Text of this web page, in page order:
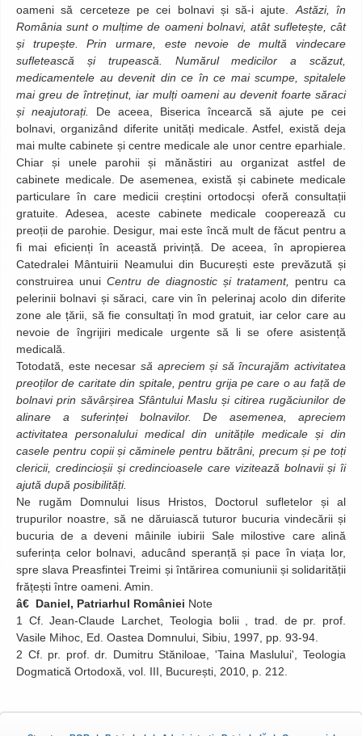
oameni să cerceteze pe cei bolnavi și să-i ajute. Astăzi, în
România sunt o mulțime de oameni bolnavi, atât sufletește, cât
și trupește. Prin urmare, este nevoie de multă vindecare
sufletească și trupească. Numărul medicilor a scăzut,
medicamentele au devenit din ce în ce mai scumpe, spitalele
mai greu de întreținut, iar mulți oameni au devenit foarte săraci
și neajutorați.
De aceea, Biserica încearcă să ajute pe cei
bolnavi, organizând diferite unități medicale. Astfel, există deja
mai multe cabinete și centre medicale ale unor centre eparhiale.
Chiar și unele parohii și mănăstiri au organizat astfel de
cabinete medicale. De asemenea, există și cabinete medicale
particulare în care medicii creștini ortodocși oferă consultații
gratuite. Adesea, aceste cabinete medicale cooperează cu
preoții de parohie. Desigur, mai este încă mult de făcut pentru a
fi mai eficienți în această privință. De aceea, în apropierea
Catedralei Mântuirii Neamului din București este prevăzută și
construirea unui Centru de diagnostic și tratament,
pentru ca
pelerinii bolnavi și săraci, care vin în pelerinaj acolo din diferite
zone ale țării, să fie consultați în mod gratuit, iar celor care au
nevoie de îngrijiri medicale urgente să li se ofere asistență
medicală.
Totodată, este necesar să apreciem și să încurajăm activitatea
preoților de caritate din spitale, pentru grija pe care o au față de
bolnavi prin săvârșirea Sfântului Maslu și citirea rugăciunilor de
alinare a suferinței bolnavilor. De asemenea, apreciem
activitatea personalului medical din unitățile medicale și din
casele pentru copii și căminele pentru bătrâni, precum și pe toți
clericii, credincioșii și credincioasele care vizitează bolnavii și îi
ajută după posibilități.
Ne rugăm Domnului Iisus Hristos, Doctorul sufletelor și al
trupurilor noastre, să ne dăruiască tuturor bucuria vindecării și
bucuria de a deveni mâinile iubirii Sale milostive care alină
suferința celor bolnavi, aducând speranță și pace în viața lor,
spre slava Preasfintei Treimi și întărirea comuniunii și solidarității
frățești între oameni. Amin.
â€ Daniel, Patriarhul României Note
1 Cf. Jean-Claude Larchet, Teologia bolii , trad. de pr. prof.
Vasile Mihoc, Ed. Oastea Domnului, Sibiu, 1997, pp. 93-94.
2 Cf. pr. prof. dr. Dumitru Stăniloae, 'Taina Maslului', Teologia
Dogmatică Ortodoxă, vol. III, București, 2010, p. 212.